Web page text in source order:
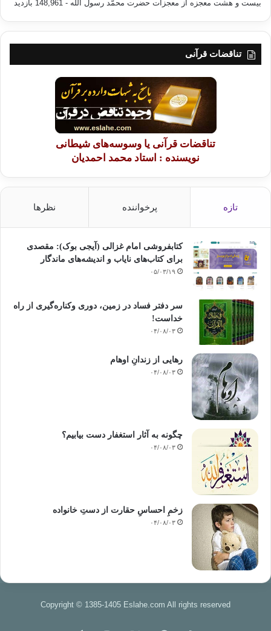
بیست و هشت معجزه از معجزات حضرت محمّد رسول الله - 148,961 بازدید
تناقضات قرآنی
تناقضات قرآنی یا وسوسه‌های شیطانی
نویسنده : استاد محمد احمدیان
تازه پرخواننده نظرها
کتابفروشی امام غزالی (آیجی بوک): مقصدی
برای کتاب‌های نایاب و اندیشه‌های ماندگار
۰۵/۰۳/۱۹
سر دفتر فساد در زمین‌، دوری وکناره‌گیری از راه
خداست‌!
۰۴/۰۸/۰۳
رهایی از زندانِ اوهام
۰۴/۰۸/۰۳
چگونه به آثار استغفار دست بیابیم؟
۰۴/۰۸/۰۳
زخمِ احساسِ حقارت از دستِ خانواده
۰۴/۰۸/۰۳
Copyright © 1385-1405 Eslahe.com All rights reserved